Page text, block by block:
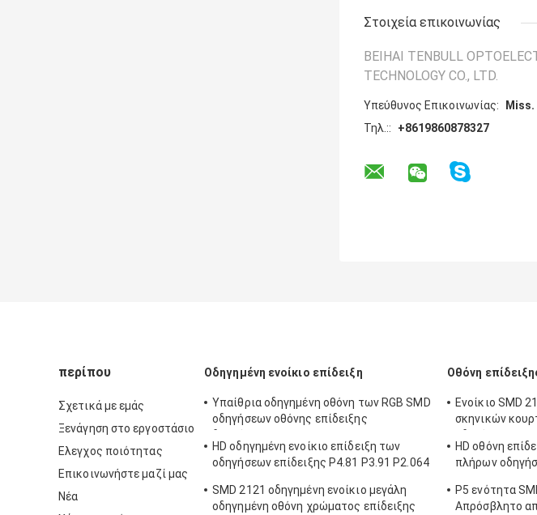
Στοιχεία επικοινωνίας
BEIHAI TENBULL
TECHNOLOGY CO., LTD.
Υπεύθυνος Επικοινωνίας:
Miss.
Τηλ.::
+8619860878327
περίπου
Σχετικά με εμάς
Ξενάγηση στο εργοστάσιο
Ελεγχος ποιότητας
Επικοινωνήστε μαζί μας
Νέα
Οδηγημένη ενοίκιο επίδειξη
Υπαίθρια οδηγημένη οθόνη των RGB SMD
οδηγήσεων οθόνης επίδειξης
HD οδηγημένη ενοίκιο επίδειξη των
οδηγήσεων επίδειξης P4.81 P3.91 P2.064
SMD 2121 οδηγημένη ενοίκιο μεγάλη
οδηγημένη οθόνη χρώματος επίδειξης
Οθόνη
Ενοίκιο SMD
σκηνικών
HD οθόνη
πλήρων
P5 ενότητα
Απρόσβλητο